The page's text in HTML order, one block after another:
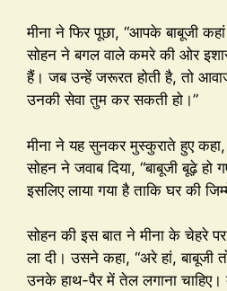
मीना ने फिर पूछा, “आपके बाबूजी
सोहन ने बगल वाले कमरे की ओर
हैं। जब उन्हें जरूरत होती है, तो
उनकी सेवा तुम कर सकती हो।”
मीना ने यह सुनकर मुस्कुराते हुए कहा,
सोहन ने जवाब दिया, “बाबूजी बूढ़े हो
इसलिए लाया गया है ताकि घर की
सोहन की इस बात ने मीना के चेहरे
ला दी। उसने कहा, “अरे हां,
उनके हाथ-पैर में तेल लगाना